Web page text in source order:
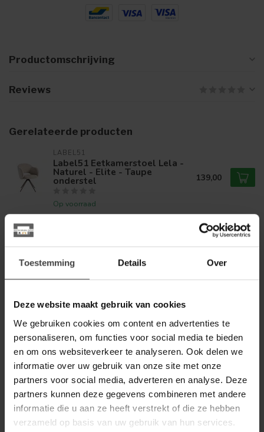
Toestemming Details Over
Deze website maakt gebruik van cookies
We gebruiken cookies om content en advertenties te
personaliseren, om functies voor social media te bieden
en om ons websiteverkeer te analyseren. Ook delen we
informatie over uw gebruik van onze site met onze
partners voor social media, adverteren en analyse. Deze
partners kunnen deze gegevens combineren met andere
informatie die u aan ze heeft verstrekt of die ze hebben
verzameld op basis van uw gebruik van hun services.
Productomschrijving
Reviews
Gerelateerde producten
LABEL51
Label51 Eetkamerstoel Lela -
Naturel - Elite - Taupe
onderstel
Op voorraad
139,00
Label51 Eetkamerstoel Lela -
LABEL51
Naturel - Elite - Taupe
onderstel
Op voorraad
Label51 Hoekbank Valero -
Retro Taupe - Tresor - Links
Voorstaand 1.999,00